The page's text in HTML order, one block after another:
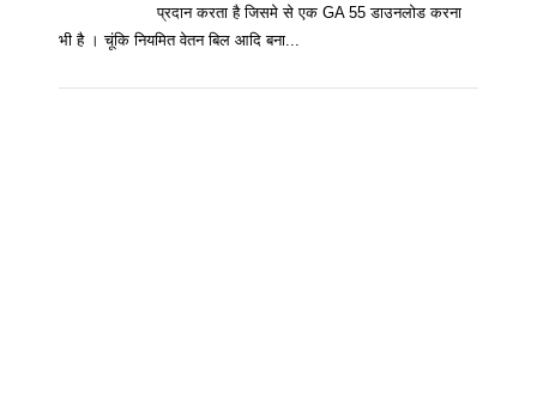
प्रदान करता है जिसमे से एक GA 55 डाउनलोड करना
भी है । चूंकि नियमित वेतन बिल आदि बना...